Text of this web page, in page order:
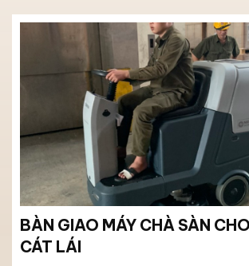
BÀN GIAO MÁY CHÀ SÀN
CÁT LÁI